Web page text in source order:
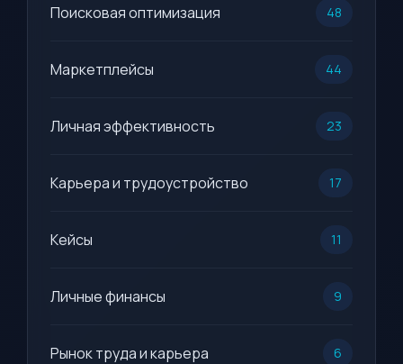
Поисковая оптимизация 48
Маркетплейсы 44
Личная эффективность 23
Карьера и трудоустройство 17
Кейсы 11
Личные финансы 9
Рынок труда и карьера 6